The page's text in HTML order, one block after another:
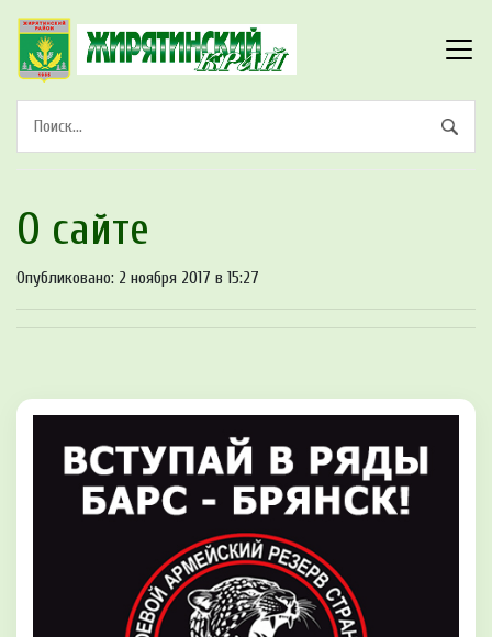
О сайте
Опубликовано: 2 ноября 2017 в 15:27